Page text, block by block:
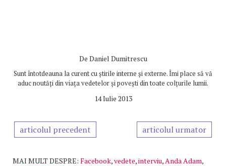
De Daniel Dumitrescu
Sunt întotdeauna la curent cu știrile interne și externe. Îmi place să vă
aduc noutăți din viața vedetelor și povești din toate colțurile lumii.
14 Iulie 2013
articolul precedent articolul urmator
MAI MULT DESPRE: Facebook,vedete,interviu,Anda Adam,